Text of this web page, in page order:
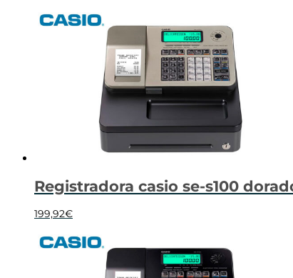
Registradora casio se-s100
199,92€